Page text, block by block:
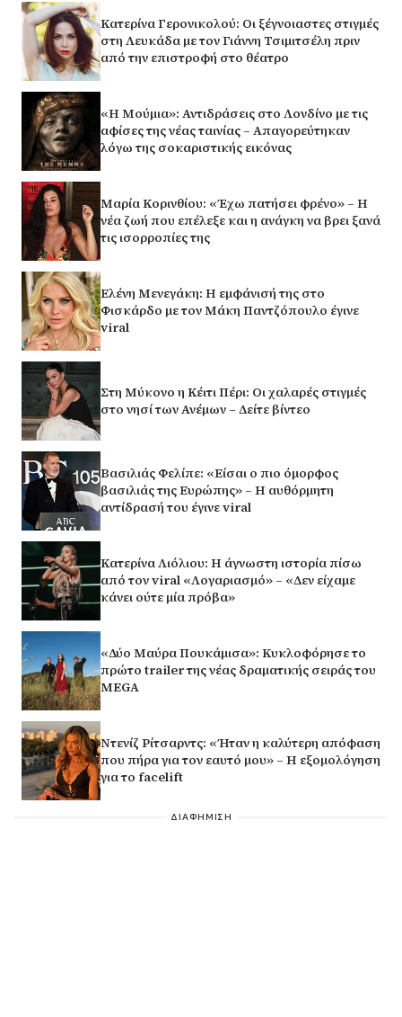
Κατερίνα Γερονικολού: Οι ξέγνοιαστες στιγμές
στη Λευκάδα με τον Γιάννη Τσιμιτσέλη πριν
από την επιστροφή στο θέατρο
«Η Μούμια»: Αντιδράσεις στο Λονδίνο με τις
αφίσες της νέας ταινίας – Απαγορεύτηκαν
λόγω της σοκαριστικής εικόνας
Μαρία Κορινθίου: «Έχω πατήσει φρένο» – Η
νέα ζωή που επέλεξε και η ανάγκη να βρει ξανά
τις ισορροπίες της
Ελένη Μενεγάκη: Η εμφάνισή της στο
Φισκάρδο με τον Μάκη Παντζόπουλο έγινε
viral
Στη Μύκονο η Κέιτι Πέρι: Οι χαλαρές στιγμές
στο νησί των Ανέμων – Δείτε βίντεο
Βασιλιάς Φελίπε: «Είσαι ο πιο όμορφος
βασιλιάς της Ευρώπης» – Η αυθόρμητη
αντίδρασή του έγινε viral
Κατερίνα Λιόλιου: Η άγνωστη ιστορία πίσω
από τον viral «Λογαριασμό» – «Δεν είχαμε
κάνει ούτε μία πρόβα»
«Δύο Μαύρα Πουκάμισα»: Κυκλοφόρησε το
πρώτο trailer της νέας δραματικής σειράς του
MEGA
Ντενίζ Ρίτσαρντς: «Ήταν η καλύτερη απόφαση
που πήρα για τον εαυτό μου» – Η εξομολόγηση
για το facelift
ΔΙΑΦΗΜΙΣΗ